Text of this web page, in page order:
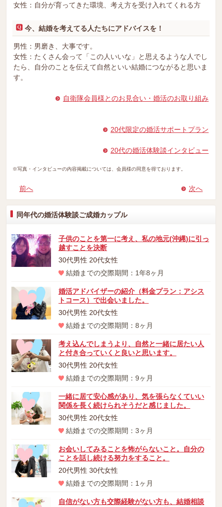
女性：自分が育ってきた環境、考え方を受け入れてくれる方
今、結婚を考えてる人たちにアドバイスを！
男性：男磨き、大事です。
女性：たくさん会って「この人いいな」と思えるような人でし
たら、自分のことを伝えて自然といい結婚につながると思いま
す。
自衛隊会員様とのお見合い・婚活のお取り組み
20代限定の婚活サポートプラン
20代の婚活体験談インタビュー
※写真・インタビューの内容掲載については、会員様の同意を得ております。
前へ 次へ
同年代の婚活体験談ご成婚カップル
子供のことを第一に考え、私の地元(沖縄)に引っ
越すことを決断
30代男性 20代女性
結婚までの交際期間：1年8ヶ月
婚活アドバイザーの紹介（料金プラン：アシス
トコース）で出会いました。
30代男性 20代女性
結婚までの交際期間：8ヶ月
考え込んでしまうより、自然と一緒に居たい人
と付き合っていくと良いと思います。
30代男性 20代女性
結婚までの交際期間：9ヶ月
一緒に居て安心感があり、気を張らなくていい
関係を長く続けられそうだと感じました。
30代男性 20代女性
結婚までの交際期間：3ヶ月
お会いしてみることを怖がらないこと。自分の
ことを話し続ける努力をすること。
20代男性 30代女性
結婚までの交際期間：1ヶ月
自信がない方も交際経験がない方も、結婚相談